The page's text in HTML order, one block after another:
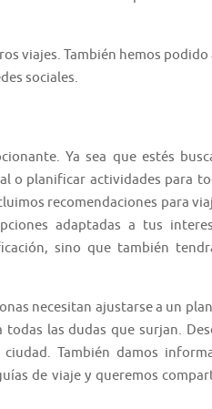
viajes. También hemos
sociales.
Ya sea que estés
o planificar actividades para
recomendaciones para
adaptadas a tus
sino que también
necesitan ajustarse a un
las dudas que surjan.
También damos
de viaje y queremos